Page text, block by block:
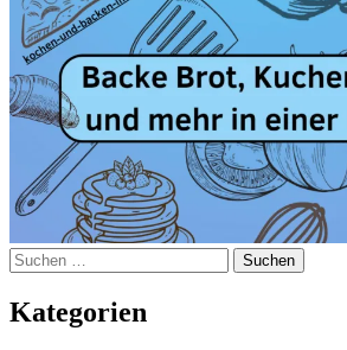
Suchen
nach:
Kategorien